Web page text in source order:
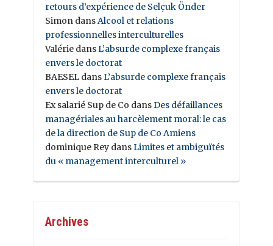
retours d’expérience de Selçuk Önder
Simon dans Alcool et relations
professionnelles interculturelles
Valérie dansL’absurde complexe français
envers le doctorat
BAESEL dansL’absurde complexe français
envers le doctorat
Ex salarié Sup de Co dans Des défaillances
managériales au harcèlement moral: le cas
de la direction de Sup de Co Amiens
dominique Rey dansLimites et ambiguïtés
du « management interculturel »
Archives